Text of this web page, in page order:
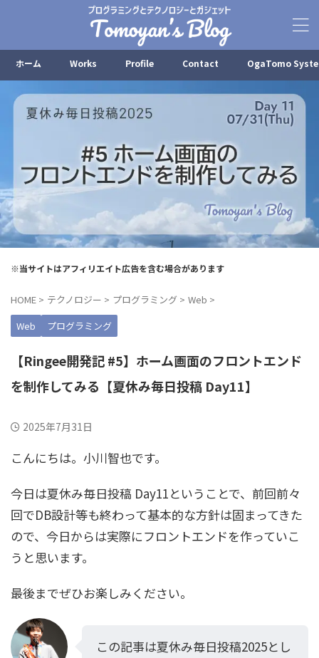
ホーム Works Profile Contact OgaTomo
※当サイトはアフィリエイト広告を含む場合があります
HOME > テクノロジー > プログラミング > Web >
Web
プログラミング
【Ringee開発記 #5】ホーム画面のフロントエンド
を制作してみる【夏休み毎日投稿 Day11】
2025年7月31日
こんにちは。小川智也です。
今日は夏休み毎日投稿 Day11ということで、前回前々
回でDB設計等も終わって基本的な方針は固まってきた
ので、今日からは実際にフロントエンドを作っていこ
うと思います。
最後までぜひお楽しみください。
この記事は夏休み毎日投稿2025とし